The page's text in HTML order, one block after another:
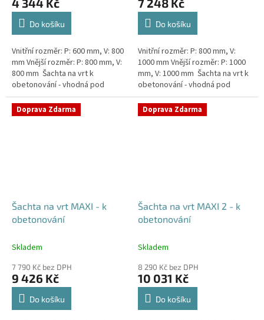
Do košíku
Vnitřní rozměr: P: 600 mm, V: 800
mm Vnější rozměr: P: 800 mm, V:
800 mm Šachta na vrt k
obetonování - vhodná pod
parkovací stání, komunikace
nebo do míst vyšším...
Do košíku
Vnitřní rozměr: P: 800 mm, V:
1000 mm Vnější rozměr: P: 1000
mm, V: 1000 mm Šachta na vrt k
obetonování - vhodná pod
parkovací stání, komunikace
nebo do míst vyšším...
Doprava Zdarma
Šachta na vrt MAXI - k
obetonování
Skladem
7 790 Kč bez DPH
9 426 Kč
Do košíku
Doprava Zdarma
Šachta na vrt MAXI 2 - k
obetonování
Skladem
8 290 Kč bez DPH
10 031 Kč
Do košíku